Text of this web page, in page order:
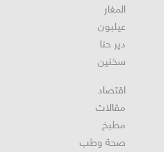
المغار
عيلبون
دير حنا
سخنين
اقتصاد
مقالات
مطبخ
صحة وطب